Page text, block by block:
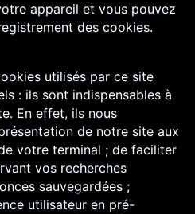
appareil et vous pouvez
des cookies.
utilisés par ce site
: ils sont indispensables à
En effet, ils nous
de notre site aux
votre terminal ; de faciliter
vos recherches
sauvegardées ;
utilisateur en pré-